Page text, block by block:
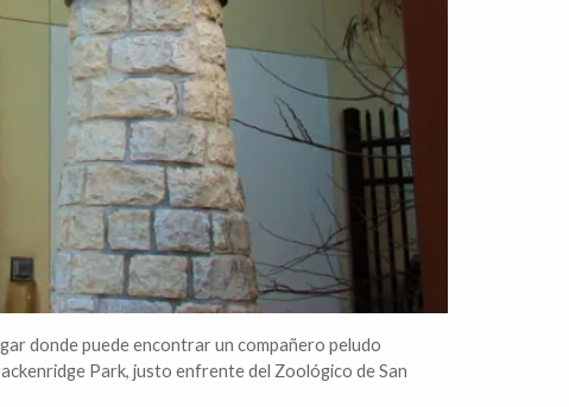
donde puede encontrar un compañero peludo
Park, justo enfrente del Zoológico de San